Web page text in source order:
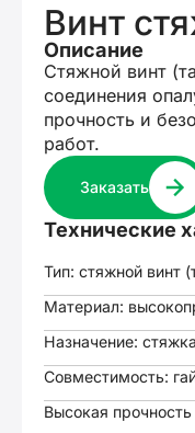
Винт
Описание
Стяжной винт
соединения
прочность и
работ.
Заказать
Технические
Тип: стяжной винт
Материал:
Назначение:
Совместимость:
Высокая